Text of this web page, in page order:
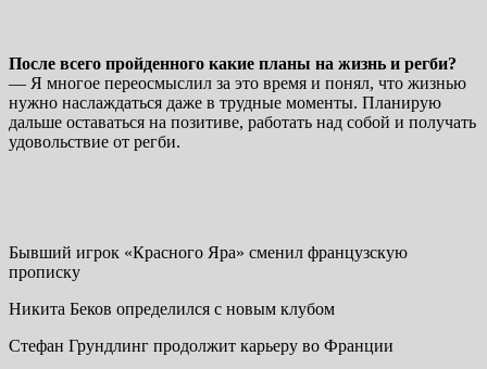
После всего пройденного какие планы на жизнь и регби?
— Я многое переосмыслил за это время и понял, что жизнью
нужно наслаждаться даже в трудные моменты. Планирую
дальше оставаться на позитиве, работать над собой и получать
удовольствие от регби.
Бывший игрок «Красного Яра» сменил французскую
прописку
Никита Беков определился с новым клубом
Стефан Грундлинг продолжит карьеру во Франции